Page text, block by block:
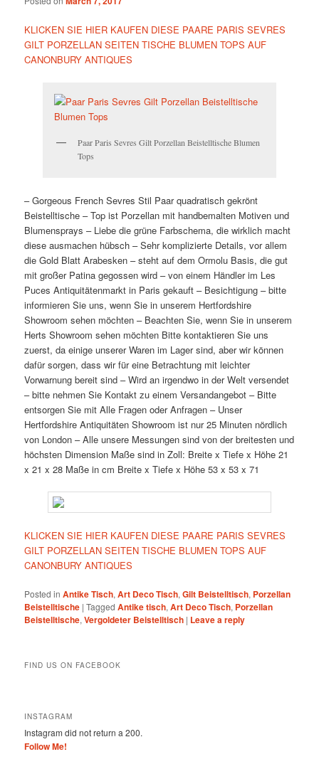
KLICKEN SIE HIER KAUFEN DIESE PAARE PARIS SEVRES
GILT PORZELLAN SEITEN TISCHE BLUMEN TOPS AUF
CANONBURY ANTIQUES
Paar Paris Sevres Gilt Porzellan Beistelltische Blumen
Tops
– Gorgeous French Sevres Stil Paar quadratisch gekrönt
Beistelltische – Top ist Porzellan mit handbemalten Motiven und
Blumensprays – Liebe die grüne Farbschema, die wirklich macht
diese ausmachen hübsch – Sehr komplizierte Details, vor allem
die Gold Blatt Arabesken – steht auf dem Ormolu Basis, die gut
mit großer Patina gegossen wird – von einem Händler im Les
Puces Antiquitätenmarkt in Paris gekauft – Besichtigung – bitte
informieren Sie uns, wenn Sie in unserem Hertfordshire
Showroom sehen möchten – Beachten Sie, wenn Sie in unserem
Herts Showroom sehen möchten Bitte kontaktieren Sie uns
zuerst, da einige unserer Waren im Lager sind, aber wir können
dafür sorgen, dass wir für eine Betrachtung mit leichter
Vorwarnung bereit sind – Wird an irgendwo in der Welt versendet
– bitte nehmen Sie Kontakt zu einem Versandangebot – Bitte
entsorgen Sie mit Alle Fragen oder Anfragen – Unser
Hertfordshire Antiquitäten Showroom ist nur 25 Minuten nördlich
von London – Alle unsere Messungen sind von der breitesten und
höchsten Dimension Maße sind in Zoll: Breite x Tiefe x Höhe 21
x 21 x 28 Maße in cm Breite x Tiefe x Höhe 53 x 53 x 71
KLICKEN SIE HIER KAUFEN DIESE PAARE PARIS SEVRES
GILT PORZELLAN SEITEN TISCHE BLUMEN TOPS AUF
CANONBURY ANTIQUES
Posted in Antike Tisch,Art Deco Tisch,Gilt Beistelltisch, Porzellan
Beistelltische |Tagged Antike tisch,Art Deco Tisch, Porzellan
Beistelltische,Vergoldeter Beistelltisch | Leave a reply
FIND US ON FACEBOOK
INSTAGRAM
Instagram did not return a 200.
Follow Me!